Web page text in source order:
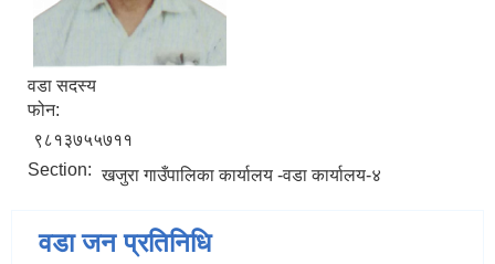
वडा सदस्य
फोन:
९८१३७५५७११
Section: खजुरा गाउँपालिका कार्यालय -वडा कार्यालय-४
वडा जन प्रतिनिधि